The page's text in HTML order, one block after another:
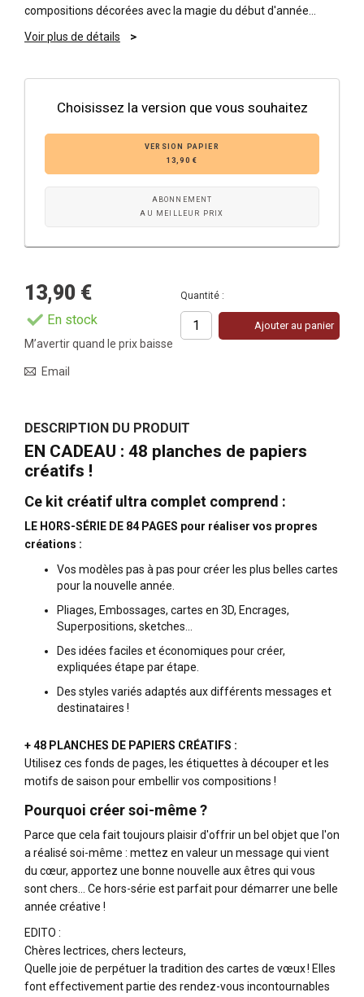
compositions décorées avec la magie du début d'année…
Voir plus de détails
Choisissez la version que vous souhaitez
VERSION PAPIER
13,90 €
ABONNEMENT
AU MEILLEUR PRIX
13,90 €
En stock
Quantité :
Ajouter au panier
M’avertir quand le prix baisse
Email
DESCRIPTION DU PRODUIT
EN CADEAU : 48 planches de papiers
créatifs !
Ce kit créatif ultra complet comprend :
LE HORS-SÉRIE DE 84 PAGES pour réaliser vos propres
créations :
Vos modèles pas à pas pour créer les plus belles cartes
pour la nouvelle année.
Pliages, Embossages, cartes en 3D, Encrages,
Superpositions, sketches…
Des idées faciles et économiques pour créer,
expliquées étape par étape.
Des styles variés adaptés aux différents messages et
destinataires !
+ 48 PLANCHES DE PAPIERS CRÉATIFS :
Utilisez ces fonds de pages, les étiquettes à découper et les
motifs de saison pour embellir vos compositions !
Pourquoi créer soi-même ?
Parce que cela fait toujours plaisir d'offrir un bel objet que l'on
a réalisé soi-même : mettez en valeur un message qui vient
du cœur, apportez une bonne nouvelle aux êtres qui vous
sont chers… Ce hors-série est parfait pour démarrer une belle
année créative !
EDITO :
Chères lectrices, chers lecteurs,
Quelle joie de perpétuer la tradition des cartes de vœux ! Elles
font effectivement partie des rendez-vous incontournables